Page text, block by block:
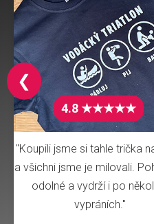
4.8 ★★★★★
"Koupili jsme si tahle trička
a všichni jsme je milovali.
odolné a vydrží i po
vypráních."
❮